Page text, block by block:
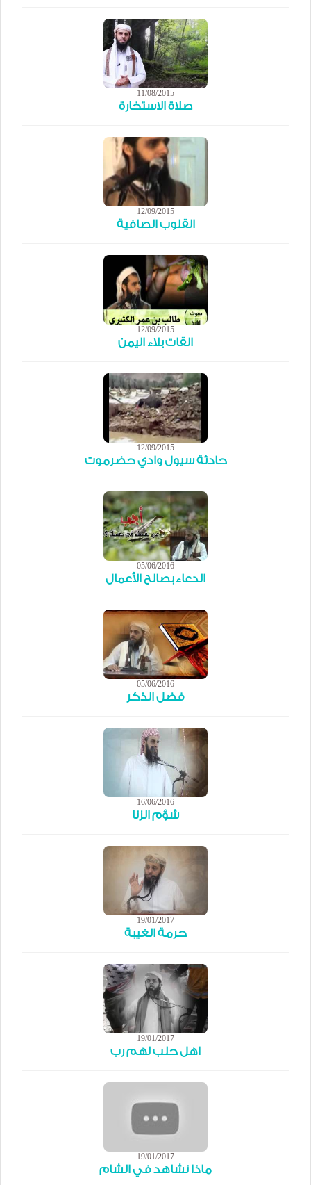
11/08/2015
صلاة الاستخارة
12/09/2015
القلوب الصافية
12/09/2015
القات بلاء اليمن
12/09/2015
حادثة سيول وادي حضرموت
05/06/2016
الدعاء بصالح الأعمال
05/06/2016
فضل الذكر
16/06/2016
شؤم الزنا
19/01/2017
حرمة الغيبة
19/01/2017
اهل حلب لهم رب
19/01/2017
ماذا نشاهد في الشام